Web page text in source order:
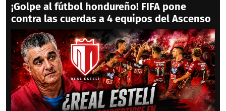
¡Golpe al fútbol hondureño! FIFA pone
contra las cuerdas a 4 equipos del Ascenso